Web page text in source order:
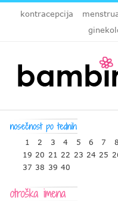
kontracepcija
1 2 3 4 5 6 7 8
19 20 21 22 23 24 25
37 38 39 40